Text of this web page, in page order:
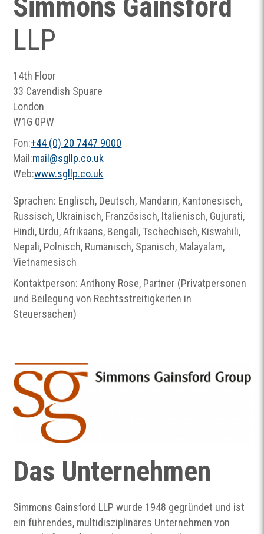
Simmons Gainsford
LLP
14th Floor
33 Cavendish Spuare
London
W1G 0PW
Fon:+44 (0) 20 7447 9000
Mail:mail @sgllp.co.uk
Web:www.sgllp.co.uk
Sprachen: Englisch, Deutsch, Mandarin, Kantonesisch,
Russisch, Ukrainisch, Französisch, Italienisch, Gujurati,
Hindi, Urdu, Afrikaans, Bengali, Tschechisch, Kiswahili,
Nepali, Polnisch, Rumänisch, Spanisch, Malayalam,
Vietnamesisch
Kontaktperson: Anthony Rose, Partner (Privatpersonen
und Beilegung von Rechtsstreitigkeiten in
Steuersachen)
Das Unternehmen
Simmons Gainsford LLP wurde 1948 gegründet und ist
ein führendes, multidisziplinäres Unternehmen von